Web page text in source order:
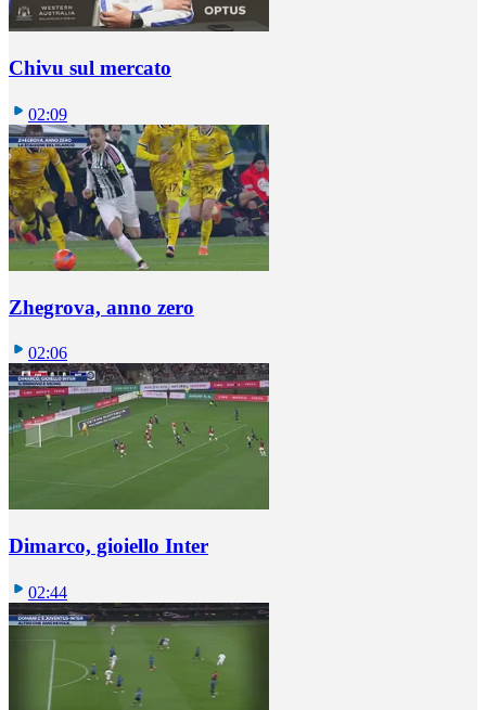
Chivu sul mercato
02:09
Zhegrova, anno zero
02:06
Dimarco, gioiello Inter
02:44